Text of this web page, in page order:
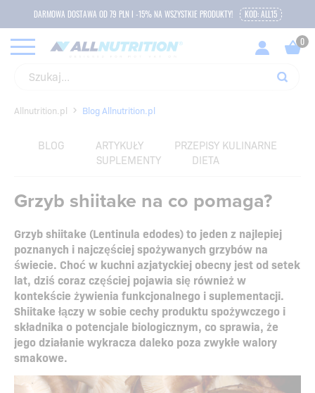
DARMOWA DOSTAWA OD 79 PLN I -15% NA WSZYSTKIE PRODUKTY! KOD: ALL15
Allnutrition.pl Blog Allnutrition.pl
BLOG ARTYKUŁY
PRZEPISY KULINARNE
SUPLEMENTY
DIETA
Grzyb shiitake na co pomaga?
Grzyb shiitake (Lentinula edodes) to jeden z najlepiej
poznanych i najczęściej spożywanych grzybów na
świecie. Choć w kuchni azjatyckiej obecny jest od setek
lat, dziś coraz częściej pojawia się również w
kontekście żywienia funkcjonalnego i suplementacji.
Shiitake łączy w sobie cechy produktu spożywczego i
składnika o potencjale biologicznym, co sprawia, że
jego działanie wykracza daleko poza zwykłe walory
smakowe.